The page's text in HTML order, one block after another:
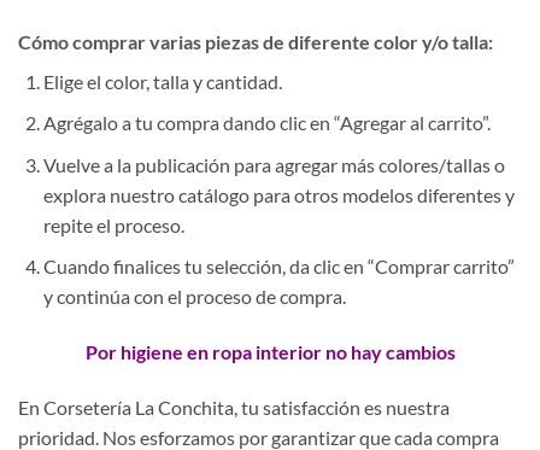
Cómo comprar varias piezas de diferente color y/o talla:
Elige el color, talla y cantidad.
Agrégalo a tu compra dando clic en “Agregar al carrito”.
Vuelve a la publicación para agregar más colores/tallas o
explora nuestro catálogo para otros modelos diferentes y
repite el proceso.
Cuando finalices tu selección, da clic en “Comprar carrito”
y continúa con el proceso de compra.
Por higiene en ropa interior no hay cambios
En Corsetería La Conchita, tu satisfacción es nuestra
prioridad. Nos esforzamos por garantizar que cada compra